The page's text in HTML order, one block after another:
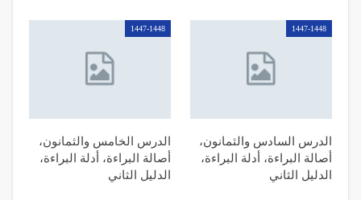
1447-1448
الدرس السادس والثمانون،
أصالة البراءة، أدلة البراءة،
الدليل الثاني
1447-1448
الدرس الخامس والثمانون،
أصالة البراءة، أدلة البراءة،
الدليل الثاني